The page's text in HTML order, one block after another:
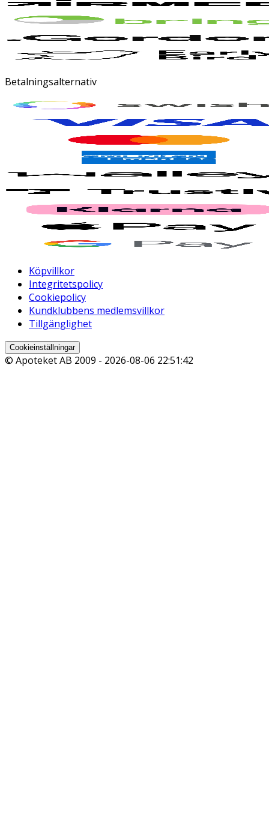
Betalningsalternativ
Köpvillkor
Integritetspolicy
Cookiepolicy
Kundklubbens medlemsvillkor
Tillgänglighet
Cookieinställningar
© Apoteket AB 2009 - 2026-08-06 22:51:42